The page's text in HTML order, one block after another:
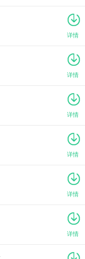
详情
详情
详情
详情
详情
详情